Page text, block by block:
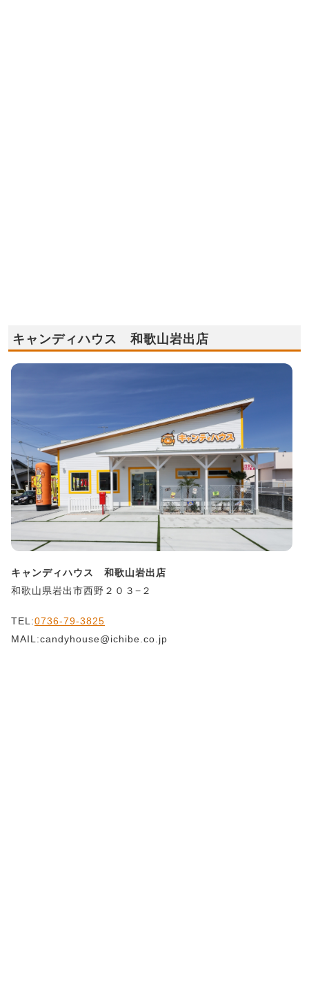
キャンディハウス 和歌山岩出店
キャンディハウス 和歌山岩出店
和歌山県岩出市西野２０３−２
TEL:0736-79-3825
MAIL:candyhouse@ichibe.co.jp